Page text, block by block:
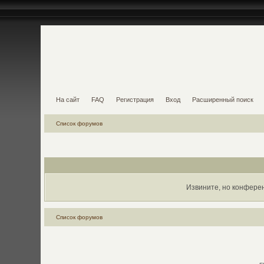
На сайт FAQ Регистрация Вход Расширенный поиск
Список форумов
Извините, но
Список форумов